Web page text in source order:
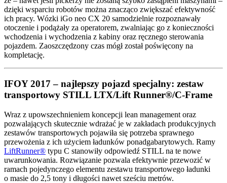
dzięki wsparciu robotów można znacząco zwiększać efektywność
ich pracy. Wózki iGo neo CX 20 samodzielnie rozpoznawały
otoczenie i podążały za operatorem, zwalniając go z konieczności
wchodzenia i wychodzenia z kabiny oraz ręcznego sterowania
pojazdem. Zaoszczędzony czas mógł został poświęcony na
kompletację.
IFOY 2017 – najlepszy pojazd specjalny: zestaw
transportowy STILL LTX/Lift Runner®/C-Frame
Wraz z upowszechnieniem koncepcji lean management oraz
pozwalających skutecznie wdrażać je w zakładach produkcyjnych
zestawów transportowych pojawiła się potrzeba sprawnego
przewożenia z ich użyciem ładunków ponadgabarytowych. Ramy
LiftRunner® typu C stanowiły odpowiedź STILL na te nowe
uwarunkowania. Rozwiązanie pozwala efektywnie przewozić w
ramach pojedynczego elementu zestawu transportowego ładunki
o masie do 2,5 tony i długości nawet sześciu metrów.